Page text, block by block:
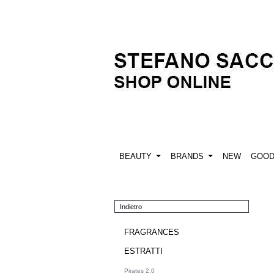
BEAUTY BRANDS NEW
Indietro
FRAGRANCES
ESTRATTI
Pirates 2.0